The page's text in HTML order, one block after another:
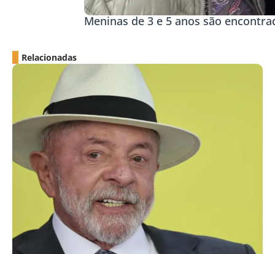
Meninas de 3 e 5 anos são
Relacionadas